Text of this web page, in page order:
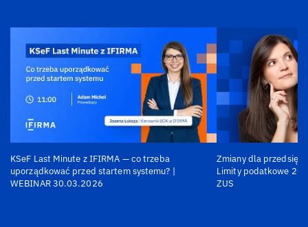
KSeF Last Minute z IFIRMA — co trzeba
uporządkować przed startem systemu? |
WEBINAR 30.03.2026
Zmiany dla
Limity podatkowe
ZUS